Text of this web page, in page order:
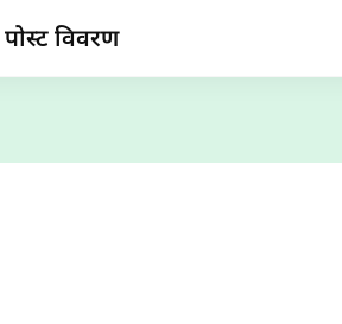
पोस्ट विवरण